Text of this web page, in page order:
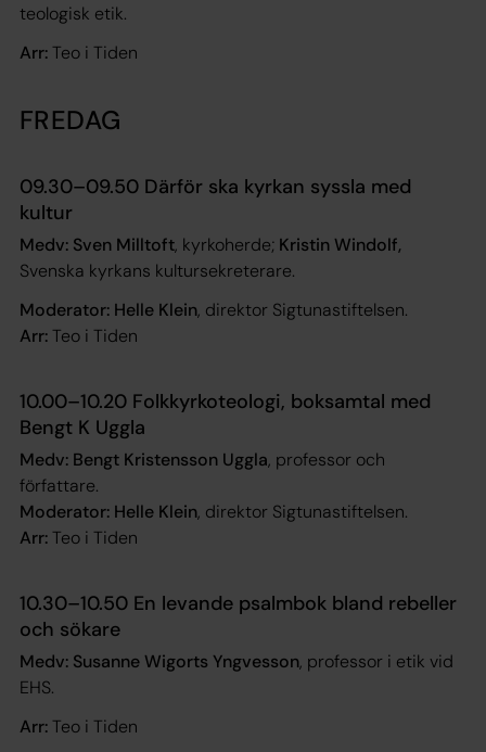
teologisk etik.
Arr:Teo i Tiden
FREDAG
09.30–09.50 Därför ska kyrkan syssla med
kultur
Medv: Sven Milltoft, kyrkoherde; Kristin Windolf,
Svenska kyrkans kultursekreterare.
Moderator: Helle Klein, direktor Sigtunastiftelsen.
Arr:Teo i Tiden
10.00–10.20 Folkkyrkoteologi, boksamtal med
Bengt K Uggla
Medv: Bengt Kristensson Uggla, professor och
författare.
Moderator: Helle Klein, direktor Sigtunastiftelsen.
Arr:Teo i Tiden
10.30–10.50 En levande psalmbok bland rebeller
och sökare
Medv: Susanne Wigorts Yngvesson, professor i etik vid
EHS.
Arr:Teo i Tiden